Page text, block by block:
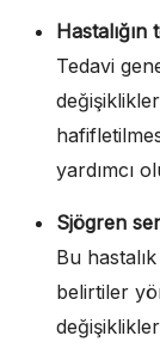
Tedavi
yardımcı
Sjögren
Bu
belirtiler